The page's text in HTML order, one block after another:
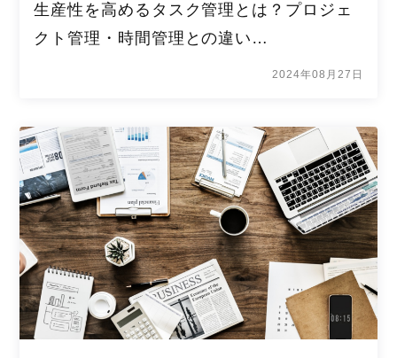
生産性を高めるタスク管理とは？プロジェ
クト管理・時間管理との違い…
2024年08月27日